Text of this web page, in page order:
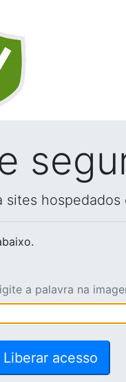
hospedados
a palavra na